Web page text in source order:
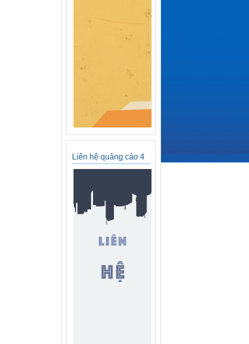
Liên hệ quảng cáo 4